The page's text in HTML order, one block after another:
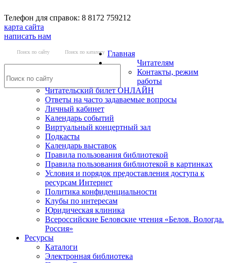
Телефон для справок: 8 8172 759212
карта сайта
написать нам
Поиск по сайту Поиск по каталогу Главная
Читателям
Контакты, режим
работы
Читательский билет ОНЛАЙН
Ответы на часто задаваемые вопросы
Личный кабинет
Календарь событий
Виртуальный концертный зал
Подкасты
Календарь выставок
Правила пользования библиотекой
Правила пользования библиотекой в картинках
Условия и порядок предоставления доступа к
ресурсам Интернет
Политика конфиденциальности
Клубы по интересам
Юридическая клиника
Всероссийские Беловские чтения «Белов. Вологда.
Россия»
Ресурсы
Каталоги
Электронная библиотека